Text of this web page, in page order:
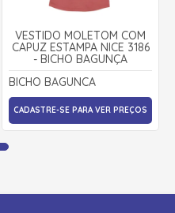
VESTIDO MOLETOM COM
CAPUZ ESTAMPA NICE 3186
- BICHO BAGUNÇA
BICHO BAGUNCA
CADASTRE-SE PARA VER PREÇOS